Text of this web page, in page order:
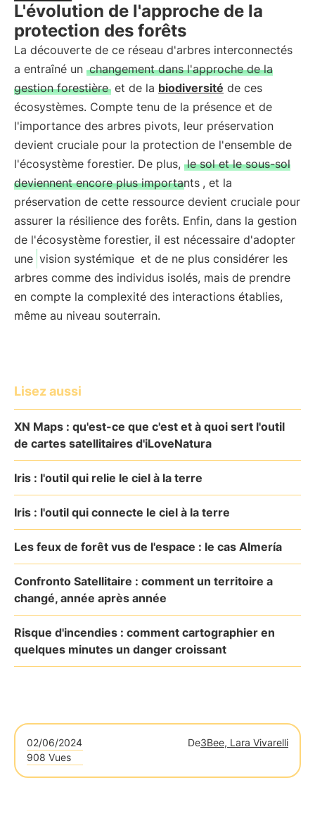
L'évolution de l'approche de la
protection des forêts
La découverte de ce réseau d'arbres interconnectés
a entraîné un changement dans l'approche de la
gestion forestière et de la biodiversité de ces
écosystèmes. Compte tenu de la présence et de
l'importance des arbres pivots, leur préservation
devient cruciale pour la protection de l'ensemble de
l'écosystème forestier. De plus, le sol et le sous-sol
deviennent encore plus importants , et la
préservation de cette ressource devient cruciale pour
assurer la résilience des forêts. Enfin, dans la gestion
de l'écosystème forestier, il est nécessaire d'adopter
une vision systémique et de ne plus considérer les
arbres comme des individus isolés, mais de prendre
en compte la complexité des interactions établies,
même au niveau souterrain.
Lisez aussi
XN Maps : qu'est-ce que c'est et à quoi sert l'outil
de cartes satellitaires d'iLoveNatura
Iris : l'outil qui relie le ciel à la terre
Iris : l'outil qui connecte le ciel à la terre
Les feux de forêt vus de l'espace : le cas Almería
Confronto Satellitaire : comment un territoire a
changé, année après année
Risque d'incendies : comment cartographier en
quelques minutes un danger croissant
02/06/2024 De3Bee, Lara Vivarelli
908 Vues